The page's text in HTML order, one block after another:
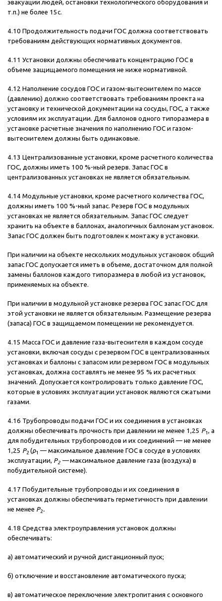
эвакуации людей, остановки технологического оборудования и
т.п.) не более 15с.
4.10 Продолжительность подачи ГОС должна соответствовать
требованиям действующих нормативных документов.
4.11 Установки должны обеспечивать концентрацию ГОС в
объеме защищаемого помещения не ниже нормативной.
4.12 Наполнение сосудов ГОС и газом-вытеснителем по массе
(давлению) должно соответствовать требованиям проекта на
установку и технической документации на сосуды, ГОС, а также
условиям их эксплуатации. Для баллонов одного типоразмера в
установке расчетные значения по наполнению ГОС и газом-
вытеснителем должны быть одинаковые.
4.13 Централизованные установки, кроме расчетного количества
ГОС, должны иметь 100 %-ный резерв. Запас ГОС в
централизованных установках не является обязательным.
4.14 Модульные установки, кроме расчетного количества ГОС,
должны иметь 100 %-ный запас. Резерв ГОС в модульных
установках не является обязательным. Запас ГОС следует
хранить на объекте в баллонах, аналогичных баллонам установок.
Запас ГОС должен быть подготовлен к монтажу в установки.
При наличии на объекте нескольких модульных установок общий
запас ГОС допускается иметь в объеме, достаточном для полной
замены баллонов каждого типоразмера в любой из установок,
применяемых на объекте.
При наличии в модульной установке резерва ГОС запас ГОС для
этой установки не является обязательным. Размещение резерва
(запаса) ГОС в защищаемом помещении не рекомендуется.
4.15 Масса ГОС и давление газа-вытеснителя в каждом сосуде
установки, включая сосуды с резервом ГОС в централизованных
установках и баллоны с запасом или резервом ГОС в модульных
установках, должна составлять не менее 95 % их расчетных
значений. Допускается контролировать только давление ГОС,
которые в условиях эксплуатации установок являются сжатыми
газами.
4.16 Трубопроводы подачи ГОС и их соединения в установках
должны обеспечивать прочность при давлении не менее 1,25 Р1, а
для побудительных трубопроводов и их соединений — не менее
1,25 Р2 (р1 — максимальное давление ГОС в сосуде в условиях
эксплуатации, P2 —максимальное давление газа (воздуха) в
побудительной системе).
4.17 Побудительные трубопроводы и их соединения в
установках должны обеспечивать герметичность при давлении
не менее Р2.
4.18 Средства электроуправления установок должны
обеспечивать:
а) автоматический и ручной дистанционный пуск;
б) отключение и восстановление автоматического пуска;
в) автоматическое переключение электропитания с основного